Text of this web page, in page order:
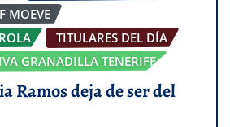
MOEVE
TITULARES DEL DÍA
GRANADILLA TENERIFE
Ramos deja de ser del